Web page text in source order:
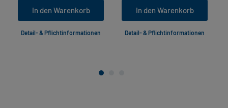
In den Warenkorb
Detail- & Pflichtinformationen
In den Warenkorb
Detail- & Pflichtinformationen